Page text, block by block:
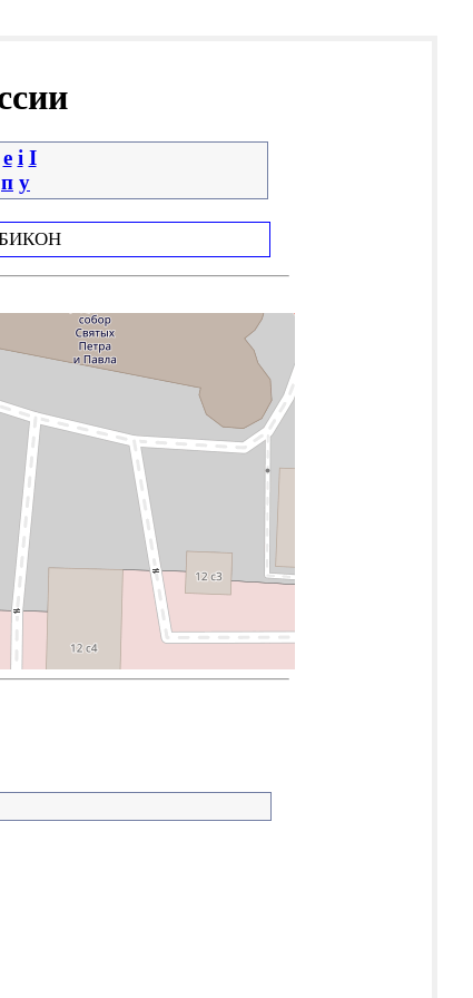
e i І
п у